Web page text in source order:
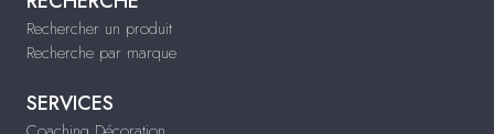
Rechercher un produit
Recherche par marque
SERVICES